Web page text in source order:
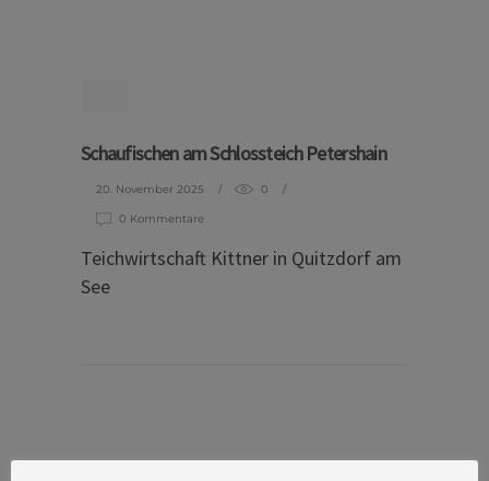
Schaufischen am Schlossteich Petershain
20. November 2025 0
0 Kommentare
Teichwirtschaft Kittner in Quitzdorf am
See